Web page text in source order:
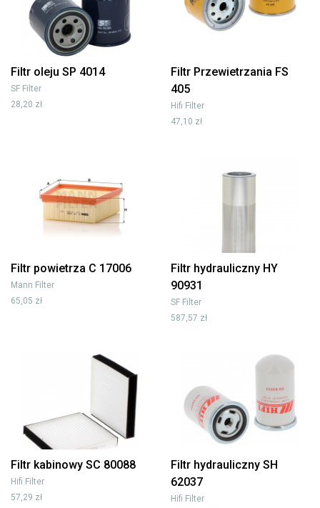
Filtr oleju SP 4014
SF Filter
28,20 zł
Filtr Przewietrzania FS
405
Hifi Filter
47,10 zł
Filtr powietrza C 17006
Mann Filter
65,05 zł
Filtr hydrauliczny HY
90931
SF Filter
587,57 zł
Filtr kabinowy SC 80088
Hifi Filter
57,29 zł
Filtr hydrauliczny SH
62037
Hifi Filter